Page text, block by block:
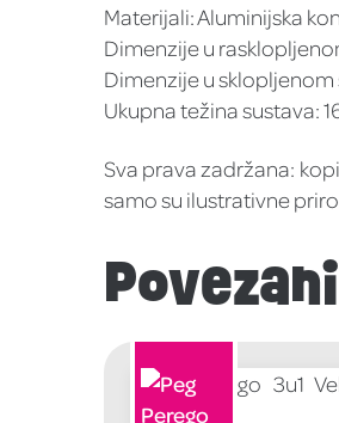
Materijali: Aluminijska
Dimenzije u
Dimenzije u sklopljenom
Ukupna težina sustava:
Sva prava zadržana:
samo su ilustrativne